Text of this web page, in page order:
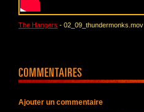
The Hangers - 02_09_thundermonks.mov
Ajouter un commentaire